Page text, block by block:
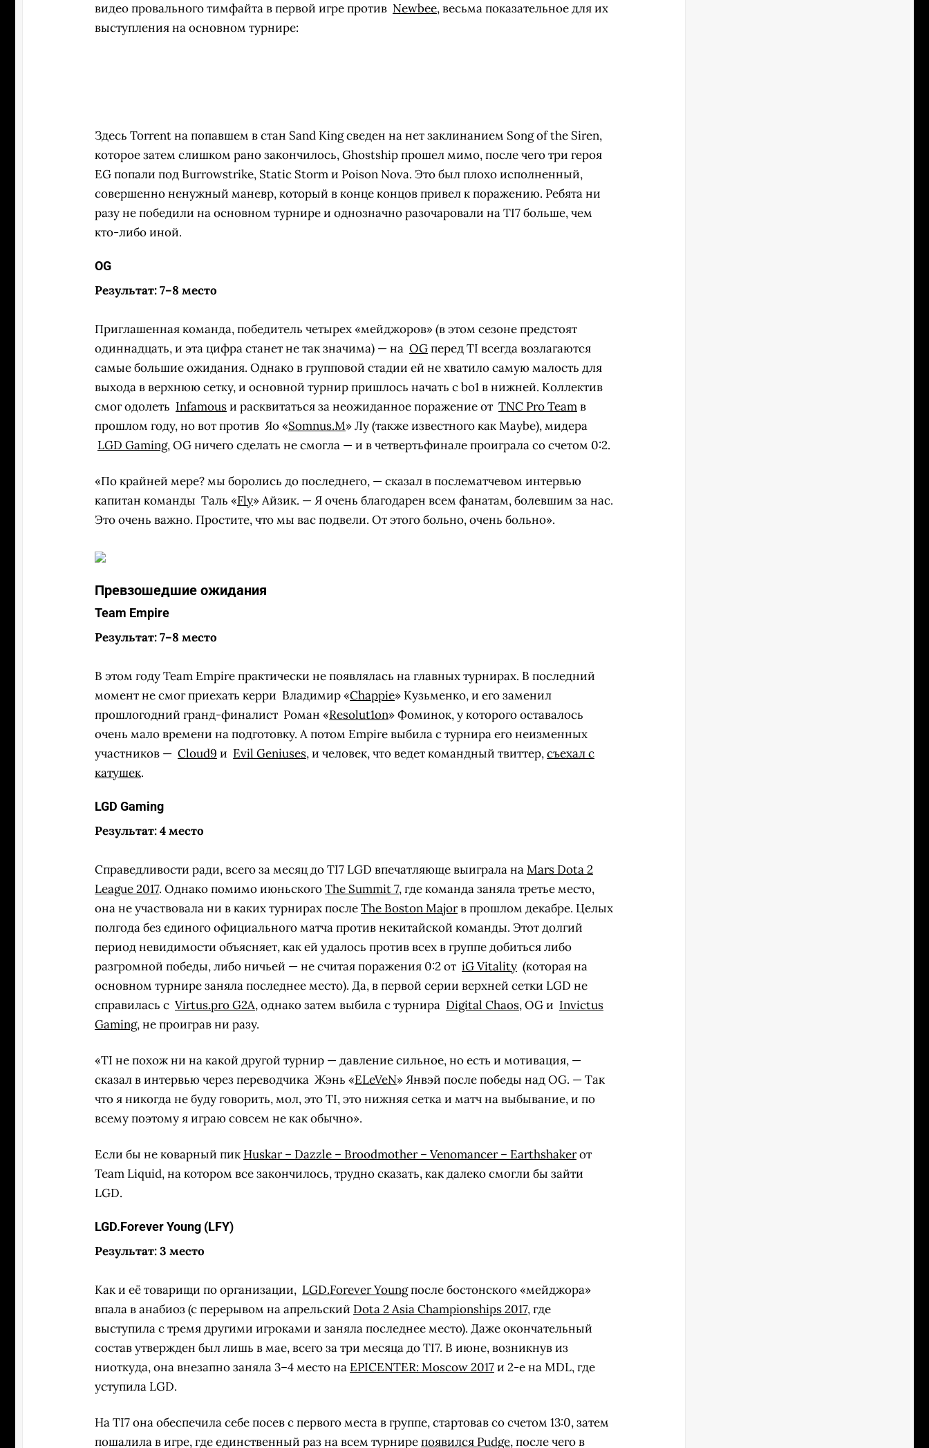
видео провального тимфайта в первой игре против Newbee, весьма показательное для их
выступления на основном турнире:
Здесь Torrent на попавшем в стан Sand King сведен на нет заклинанием Song of the Siren,
которое затем слишком рано закончилось, Ghostship прошел мимо, после чего три героя
EG попали под Burrowstrike, Static Storm и Poison Nova. Это был плохо исполненный,
совершенно ненужный маневр, который в конце концов привел к поражению. Ребята ни
разу не победили на основном турнире и однозначно разочаровали на TI7 больше, чем
кто-либо иной.
OG
Результат: 7–8 место
Приглашенная команда, победитель четырех «мейджоров» (в этом сезоне предстоят
одиннадцать, и эта цифра станет не так значима) — на OGперед TI всегда возлагаются
самые большие ожидания. Однако в групповой стадии ей не хватило самую малость для
выхода в верхнюю сетку, и основной турнир пришлось начать с bo1 в нижней. Коллектив
смог одолеть Infamousи расквитаться за неожиданное поражение от TNC Pro Teamв
прошлом году, но вот против Яо «Somnus.M» Лу (также известного как Maybe), мидера
LGD Gaming, OG ничего сделать не смогла — и в четвертьфинале проиграла со счетом 0:2.
«По крайней мере? мы боролись до последнего, — сказал в послематчевом интервью
капитан команды Таль «Fly» Айзик. — Я очень благодарен всем фанатам, болевшим за нас.
Это очень важно. Простите, что мы вас подвели. От этого больно, очень больно».
Превзошедшие ожидания
Team Empire
Результат: 7–8 место
В этом году Team Empire практически не появлялась на главных турнирах. В последний
момент не смог приехать керри Владимир «Chappie» Кузьменко, и его заменил
прошлогодний гранд-финалист Роман «Resolut1on» Фоминок, у которого оставалось
очень мало времени на подготовку. А потом Empire выбила с турнира его неизменных
участников — Cloud9 и Evil Geniuses, и человек, что ведет командный твиттер,съехал с
катушек.
LGD Gaming
Результат: 4 место
Справедливости ради, всего за месяц до TI7 LGD впечатляюще выиграла наMars Dota 2
League 2017. Однако помимо июньскогоThe Summit 7, где команда заняла третье место,
она не участвовала ни в каких турнирах послеThe Boston Majorв прошлом декабре. Целых
полгода без единого официального матча против некитайской команды. Этот долгий
период невидимости объясняет, как ей удалось против всех в группе добиться либо
разгромной победы, либо ничьей — не считая поражения 0:2 от iG Vitality (которая на
основном турнире заняла последнее место). Да, в первой серии верхней сетки LGD не
справилась с Virtus.pro G2A, однако затем выбила с турнира Digital Chaos, OG и Invictus
Gaming, не проиграв ни разу.
«TI не похож ни на какой другой турнир — давление сильное, но есть и мотивация, —
сказал в интервью через переводчика Жэнь «ELeVeN» Янвэй после победы над OG. — Так
что я никогда не буду говорить, мол, это TI, это нижняя сетка и матч на выбывание, и по
всему поэтому я играю совсем не как обычно».
Если бы не коварный пик Huskar – Dazzle – Broodmother – Venomancer – Earthshakerот
Team Liquid, на котором все закончилось, трудно сказать, как далеко смогли бы зайти
LGD.
LGD.Forever Young (LFY)
Результат: 3 место
Как и её товарищи по организации, LGD.Forever Youngпосле бостонского «мейджора»
впала в анабиоз (с перерывом на апрельский Dota 2 Asia Championships 2017, где
выступила с тремя другими игроками и заняла последнее место). Даже окончательный
состав утвержден был лишь в мае, всего за три месяца до TI7. В июне, возникнув из
ниоткуда, она внезапно заняла 3–4 место на EPICENTER: Moscow 2017и 2-е на MDL, где
уступила LGD.
На TI7 она обеспечила себе посев с первого места в группе, стартовав со счетом 13:0, затем
пошалила в игре, где единственный раз на всем турнирепоявился Pudge, после чего в